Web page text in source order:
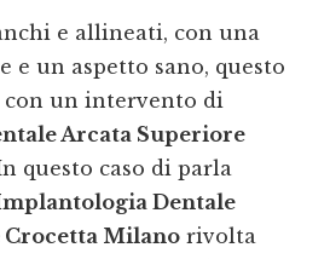
e allineati, con una
e un aspetto sano, questo
con un intervento di
Arcata Superiore
questo caso di parla
Dentale
Milano rivolta